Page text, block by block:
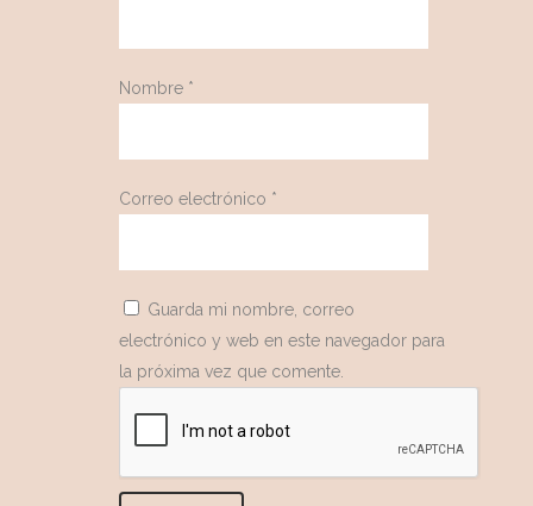
Nombre *
Correo electrónico *
Guarda mi nombre, correo
electrónico y web en este navegador para
la próxima vez que comente.